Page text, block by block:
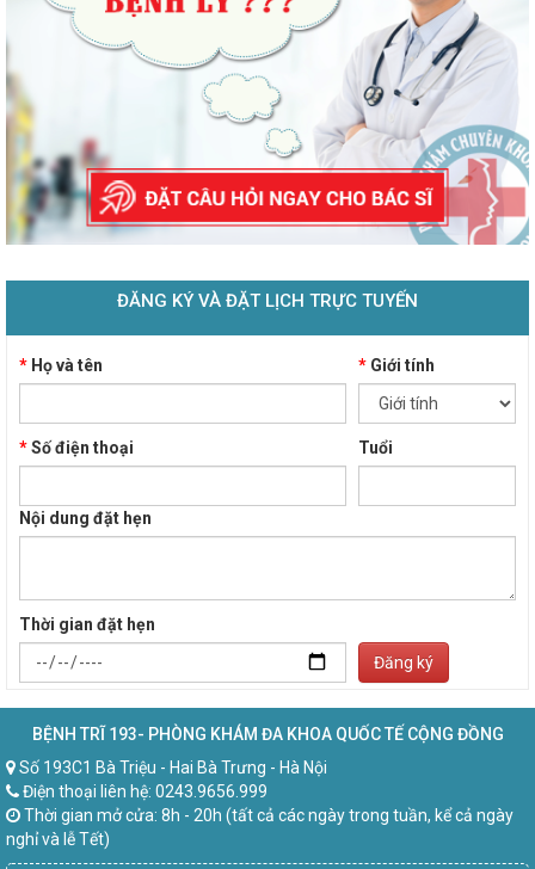
ĐĂNG KÝ VÀ ĐẶT LỊCH TRỰC TUYẾN
* Họ và tên *Giới tính
*Số điện thoại Tuổi
Nội dung đặt hẹn
Thời gian đặt hẹn
Đăng ký
BỆNH TRĨ 193- PHÒNG KHÁM ĐA KHOA QUỐC TẾ CỘNG ĐỒNG
Số 193C1 Bà Triệu - Hai Bà Trưng - Hà Nội
Điện thoại liên hệ: 0243.9656.999
Thời gian mở cửa: 8h - 20h (tất cả các ngày trong tuần, kể cả ngày
nghỉ và lễ Tết)